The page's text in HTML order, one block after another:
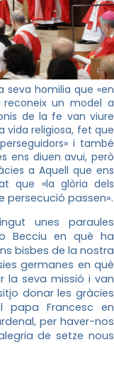
seva homilia que «en
reconeix un model a
de la fe van viure
vida religiosa, fet que
i també
ens diuen avui, però
a Aquell que ens
que «la glòria dels
persecució passen».
unes paraules
Becciu en què ha
bisbes de la nostra
germanes en què
la seva missió i van
donar les gràcies
papa Francesc en
per haver-nos
de setze nous